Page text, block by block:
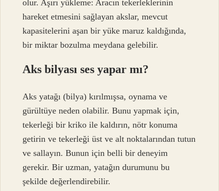
olur. Aşırı yükleme: Aracın tekerleklerinin
hareket etmesini sağlayan akslar, mevcut
kapasitelerini aşan bir yüke maruz kaldığında,
bir miktar bozulma meydana gelebilir.
Aks bilyası ses yapar mı?
Aks yatağı (bilya) kırılmışsa, oynama ve
gürültüye neden olabilir. Bunu yapmak için,
tekerleği bir kriko ile kaldırın, nötr konuma
getirin ve tekerleği üst ve alt noktalarından tutun
ve sallayın. Bunun için belli bir deneyim
gerekir. Bir uzman, yatağın durumunu bu
şekilde değerlendirebilir.